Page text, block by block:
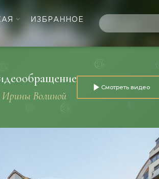
ИЗБРАННОЕ
Ирины Волиной
Смотреть видео